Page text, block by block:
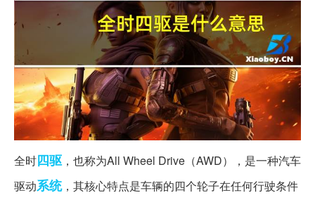
全时四驱，也称为All Wheel Drive（AWD），是一种汽车
驱动系统，其核心特点是车辆的四个轮子在任何行驶条件